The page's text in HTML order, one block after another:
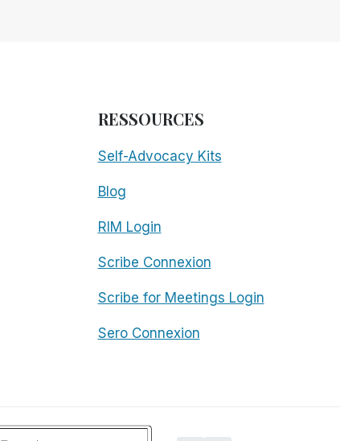
RESSOURCES
Self-Advocacy Kits
Blog
RIM Login
Scribe Connexion
Scribe for Meetings Login
Sero Connexion